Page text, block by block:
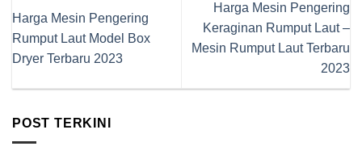
POST TERKINI
Harga Mesin Pengering
Rumput Laut Model Box
Dryer Terbaru 2023
Harga Mesin Pengering
Keraginan Rumput Laut –
Mesin Rumput Laut Terbaru
2023